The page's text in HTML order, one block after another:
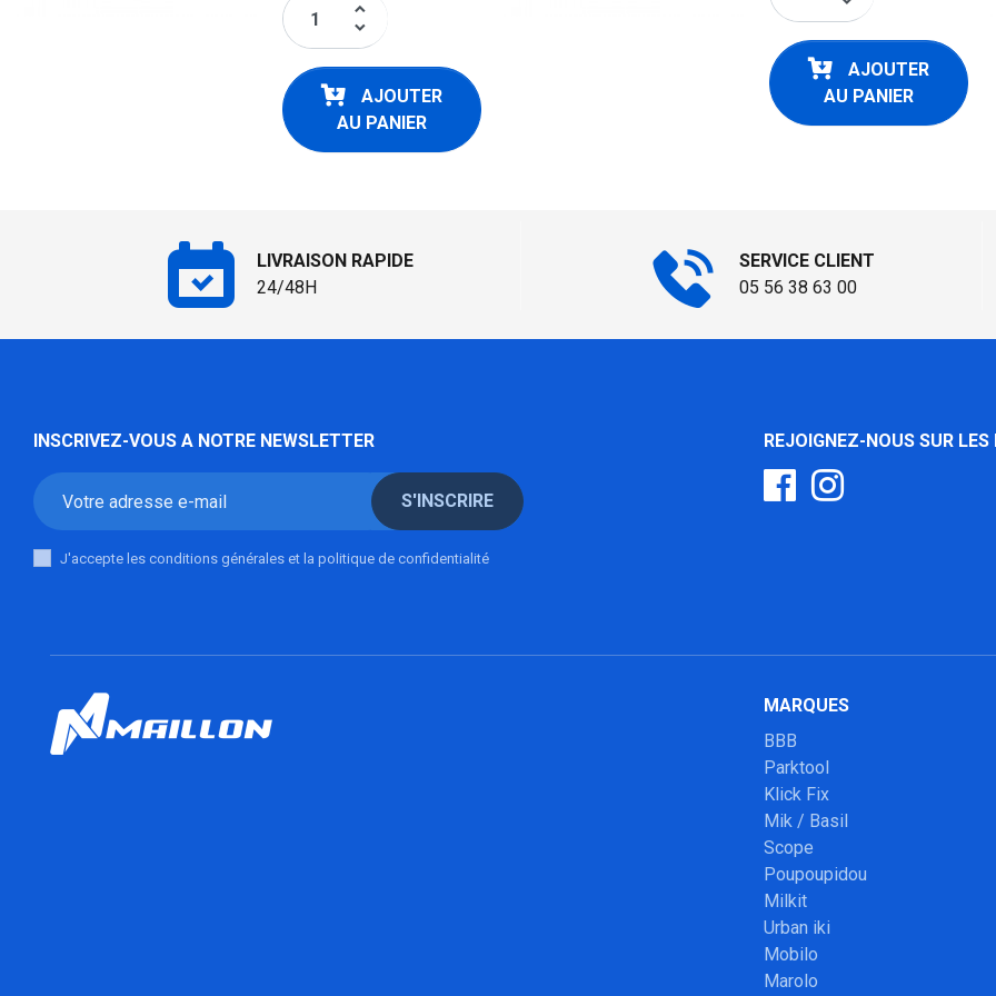
keyboard_arrow_up
keyboard_arrow_down
AJOUTER
AU PANIER
AJOUTER
AU PANIER
LIVRAISON RAPIDE
24/48H
SERVICE CLIENT
05 56 38 63 00
INSCRIVEZ-VOUS A NOTRE NEWSLETTER
S'INSCRIRE
J'accepte les conditions générales et la politique de confidentialité
REJOIGNEZ-NOUS SUR
MARQUES
BBB
Parktool
Klick Fix
Mik / Basil
Scope
Poupoupidou
Milkit
Urban iki
Mobilo
Marolo